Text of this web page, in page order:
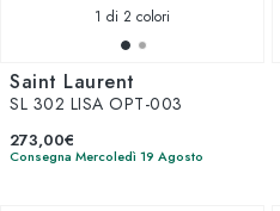
1 di 2 colori
Saint Laurent
SL 302 LISA OPT-003
273,00€
Consegna Mercoledì 19 Agosto